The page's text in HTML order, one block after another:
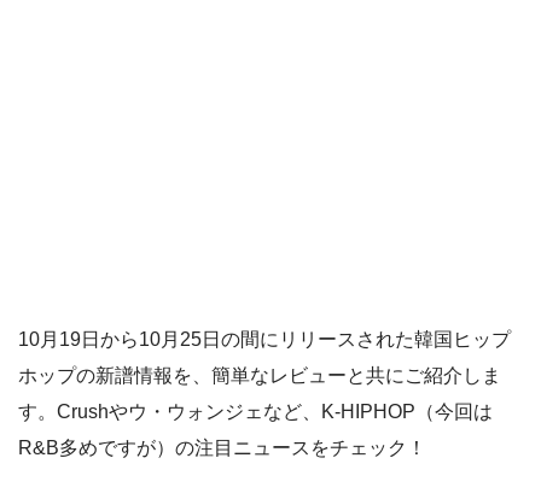
10月19日から10月25日の間にリリースされた韓国ヒップ
ホップの新譜情報を、簡単なレビューと共にご紹介しま
す。Crushやウ・ウォンジェなど、K-HIPHOP（今回は
R&B多めですが）の注目ニュースをチェック！